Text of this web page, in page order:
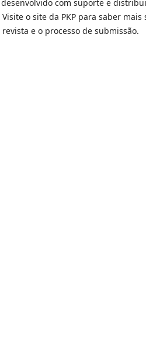
com suporte e
o site da PKP para saber
e o processo de submissão.